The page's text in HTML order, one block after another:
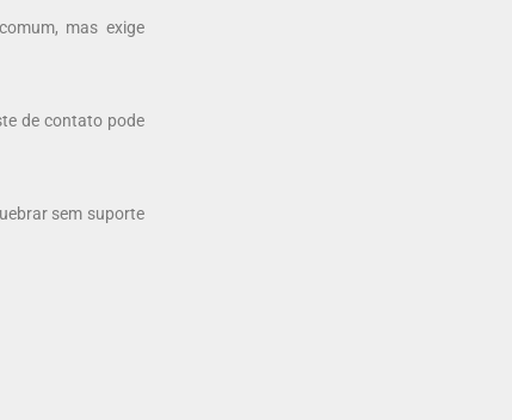
mas exige
de contato pode
sem suporte